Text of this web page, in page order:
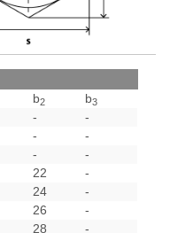
b2 b3
-
-
-
-
-
-
22
-
24
-
26
-
28
-